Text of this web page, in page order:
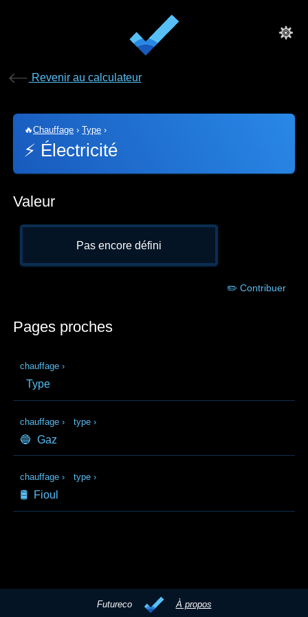
Revenir au calculateur
🔥Chauffage ›Type ›
⚡ Électricité
Valeur
Pas encore défini
✏️ Contribuer
Pages proches
chauffage ›
Type
chauffage › type ›
🔵 Gaz
chauffage › type ›
🛢️ Fioul
Futureco À propos